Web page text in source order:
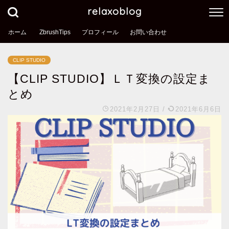
relaxoblog
ホーム ZbrushTips プロフィール お問い合わせ
CLIP STUDIO
【CLIP STUDIO】ＬＴ変換の設定ま
とめ
2021年2月27日 / 2021年6月6日